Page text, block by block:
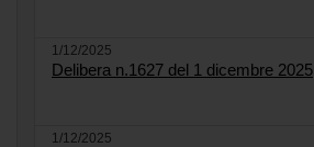
1/12/2025
Delibera n.1627 del 1 dicembre 2025
1/12/2025